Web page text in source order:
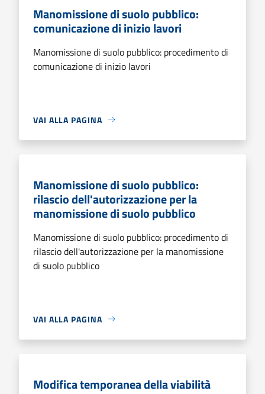
Manomissione di suolo pubblico:
comunicazione di inizio lavori
Manomissione di suolo pubblico: procedimento di
comunicazione di inizio lavori
VAI ALLA PAGINA
Manomissione di suolo pubblico:
rilascio dell'autorizzazione per la
manomissione di suolo pubblico
Manomissione di suolo pubblico: procedimento di
rilascio dell'autorizzazione per la manomissione
di suolo pubblico
VAI ALLA PAGINA
Modifica temporanea della viabilità